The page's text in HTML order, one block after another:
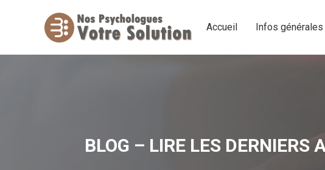
Accueil Infos générales
BLOG – LIRE LES DERNIERS